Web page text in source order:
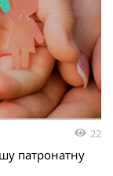
22
патронатну